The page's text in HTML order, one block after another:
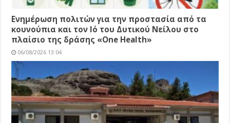
Ενημέρωση πολιτών για την προστασία από τα
κουνούπια και τον Ιό του Δυτικού Νείλου στο
πλαίσιο της δράσης «One Health»
06/08/2026 13:04